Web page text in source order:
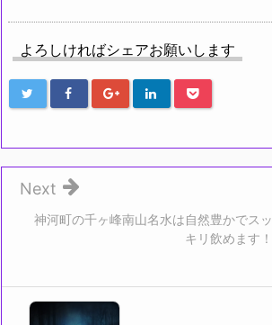
よろしければシェアお願いします
神河町の千ヶ峰南山名水は自然豊かでスッ
キリ飲めます！
Next